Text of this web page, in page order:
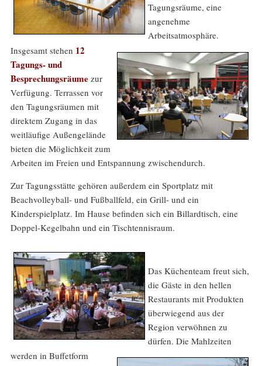
Tagungsräume, eine
angenehme
Arbeitsatmosphäre.
Insgesamt stehen 12
Tagungs- und
Besprechungsräume zur
Verfügung. Terrassen vor
den Tagungsräumen mit
direktem Zugang in das
weitläufige Außengelände
bieten die Möglichkeit zum
Arbeiten im Freien und Entspannung zwischendurch.
Zur Tagungsstätte gehören außerdem ein Sportplatz mit
Beachvolleyball- und Fußballfeld, ein Grill- und ein
Kinderspielplatz. Im Hause befinden sich ein Billardtisch, eine
Doppel-Kegelbahn und ein Tischtennisraum.
Das Küchenteam freut sich,
die Gäste in den hellen
Restaurants mit Produkten
überwiegend aus der
Region verwöhnen zu
dürfen. Die Mahlzeiten
werden in Buffetform